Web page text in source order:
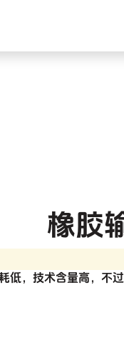
橡胶
低，技术含量高，不